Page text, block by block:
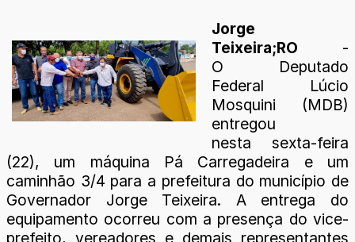
Jorge
Teixeira;RO -
O Deputado
Federal Lúcio
Mosquini (MDB)
entregou
nesta sexta-feira
(22), um máquina Pá Carregadeira e um
caminhão 3/4 para a prefeitura do município de
Governador Jorge Teixeira. A entrega do
equipamento ocorreu com a presença do vice-